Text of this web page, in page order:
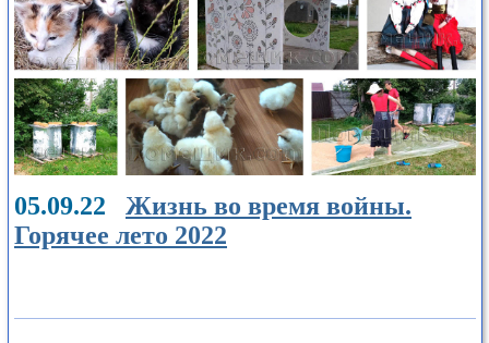
05.09.22 Жизнь во время войны.
Горячее лето 2022